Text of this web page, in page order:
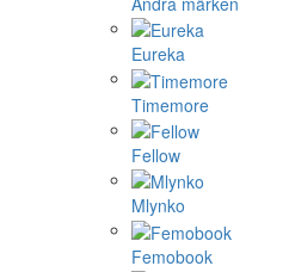
Eureka
Timemore
Fellow
Mlynko
Femobook